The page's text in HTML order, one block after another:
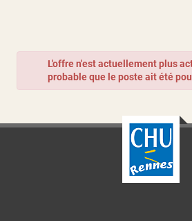
L'offre n'est actuellement plus
probable que le poste ait été